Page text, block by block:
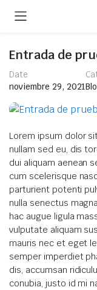
Entrada de
Date
noviembre 29, 2021
Lorem ipsum dolor
nullam sed eu, dis
dui aliquam aenean
cum scelerisque
parturient potenti
nulla senectus
hac augue ligula
vulputate aliquam
mauris nec et eget
semper imperdiet
dis, accumsan
conubia, justo id mi